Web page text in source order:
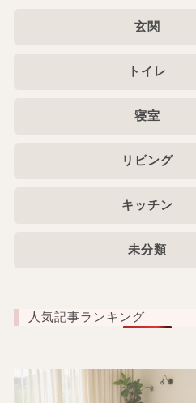
玄関
トイレ
寝室
リビング
キッチン
未分類
人気記事ランキング